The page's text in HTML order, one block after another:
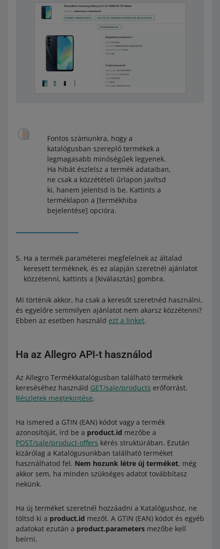
Fontos számunkra, hogy a
katalógusban szereplő termékek a
legmagasabb minőségűek legyenek.
Ha hibát észlelsz a termék adataiban,
ne csak a közzétételi űrlapon javítsd
ki, hanem jelentsd is be. Kattints a
terméklapon a [termékhiba
bejelentése] opcióra.
Ha a termék paraméterei megfelelnek az általad
keresett terméknek, és ez alapján szeretnél ajánlatot
közzétenni, kattints a [kiválasztás] gombra.
Mi történik akkor, ha csak a keresőt szeretnéd használni,
és egyelőre semmilyen ajánlatot nem akarsz közzétenni?
Ebben az esetben használd ezt a linket.
Ha az Allegro API-t használod
Az Allegro Termékkatalógusban található termékek
kereséséhez használd GET/sale/products erőforrást.
Részletek megtekintése.
Ha ismered a GTIN (EAN) kódot vagy a termék
azonosítóját, írd be a product.id mezőbe a
POST/sale/product-offers kérés struktúrában. Ezután
kizárólag a Katalógusunkban található terméket
használhatod fel. Nem hozunk létre új terméket, még
akkor sem, ha minden szükséges adatot továbbítasz
nekünk.
Ha új terméket szeretnél hozzáadni a Katalógushoz, ne
töltsd ki a product.id mezőt. A GTIN (EAN) kódot és egyéb
adatokat ezután a product.parameters mezőbe kell
beírni.